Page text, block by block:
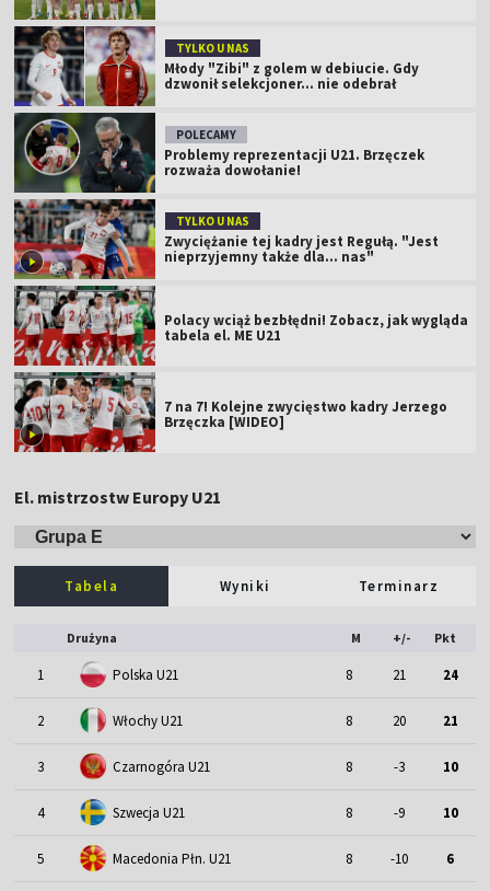
TYLKO U NAS
Młody "Zibi" z golem w debiucie. Gdy
dzwonił selekcjoner... nie odebrał
POLECAMY
Problemy reprezentacji U21. Brzęczek
rozważa dowołanie!
TYLKO U NAS
Zwyciężanie tej kadry jest Regułą. "Jest
nieprzyjemny także dla... nas"
Polacy wciąż bezbłędni! Zobacz, jak wygląda
tabela el. ME U21
7 na 7! Kolejne zwycięstwo kadry Jerzego
Brzęczka [WIDEO]
El. mistrzostw Europy U21
Tabela Wyniki Terminarz
Drużyna M +/- Pkt
1 Polska U21 8 21 24
2 Włochy U21 8 20 21
3 Czarnogóra U21 8 -3 10
4 Szwecja U21 8 -9 10
5 Macedonia Płn. U21 8 -10 6